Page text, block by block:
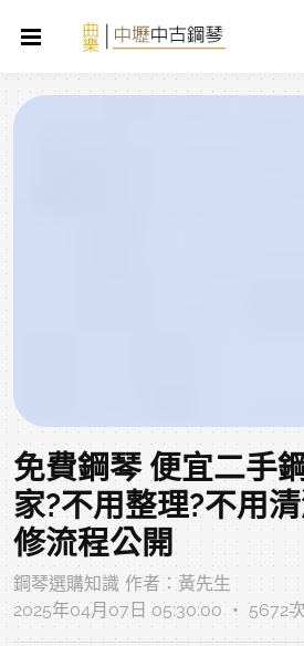
免費鋼琴 便宜二手
家?不用整理?不用
修流程公開
鋼琴選購知識 作者：黃先生
2025年04月07日 05:30:00 ‧ 5672